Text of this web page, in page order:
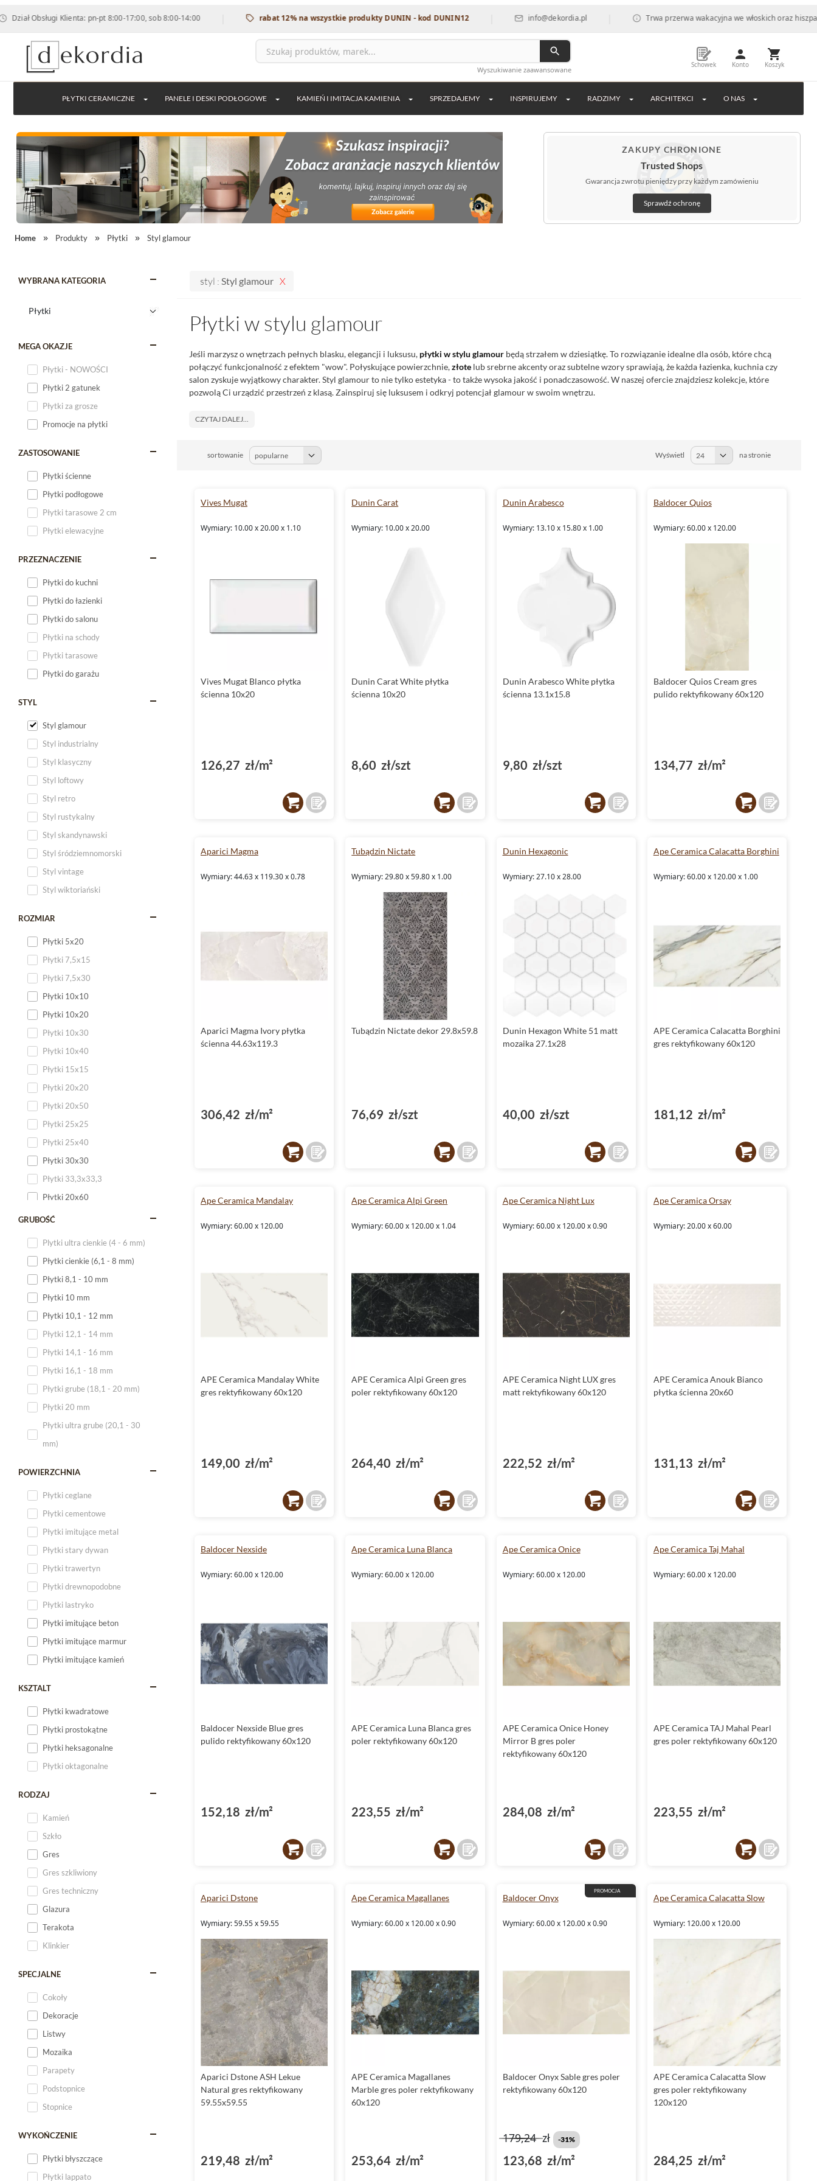
Klienta: pn-pt 8:00-17:00, sob 8:00-14:00 | rabat 12% na wszystkie produkty DUNIN - kod DUNIN12 | info@dekordia.pl | Trwa przerwa wakacyjna we włoskich oraz hiszpańskich
Wyszukiwanie zaawansowane
Schowek Konto Koszyk
PŁYTKI CERAMICZNE PANELE I DESKI PODŁOGOWE KAMIEŃ I IMITACJA KAMIENIA SPRZEDAJEMY INSPIRUJEMY RADZIMY ARCHITEKCI O NAS
ZAKUPY CHRONIONE
Trusted Shops
Gwarancja zwrotu pieniędzy przy każdym zamówieniu
Sprawdź ochronę
Home Produkty Płytki Styl glamour
WYBRANA KATEGORIA
MEGA OKAZJE
Płytki - NOWOŚCI
Płytki 2 gatunek
Płytki za grosze
Promocje na płytki
ZASTOSOWANIE
Płytki ścienne
Płytki podłogowe
Płytki tarasowe 2 cm
Płytki elewacyjne
PRZEZNACZENIE
Płytki do kuchni
Płytki do łazienki
Płytki do salonu
Płytki na schody
Płytki tarasowe
Płytki do garażu
STYL
Styl glamour
Styl industrialny
Styl klasyczny
Styl loftowy
Styl retro
Styl rustykalny
Styl skandynawski
Styl śródziemnomorski
Styl vintage
Styl wiktoriański
ROZMIAR
Płytki 5x20
Płytki 7,5x15
Płytki 7,5x30
Płytki 10x10
Płytki 10x20
Płytki 10x30
Płytki 10x40
Płytki 15x15
Płytki 20x20
Płytki 20x50
Płytki 25x25
Płytki 25x40
Płytki 30x30
Płytki 33,3x33,3
Płytki 20x60
Płytki 20x120
Płytki małe
GRUBOŚĆ
Plytki ultra cienkie (4 - 6 mm)
Płytki cienkie (6,1 - 8 mm)
Płytki 8,1 - 10 mm
Płytki 10 mm
Płytki 10,1 - 12 mm
Płytki 12,1 - 14 mm
Płytki 14,1 - 16 mm
Płytki 16,1 - 18 mm
Płytki grube (18,1 - 20 mm)
Płytki 20 mm
Płytki ultra grube (20,1 - 30
mm)
POWIERZCHNIA
Płytki ceglane
Płytki cementowe
Płytki imitujące metal
Płytki stary dywan
Płytki trawertyn
Płytki drewnopodobne
Płytki lastryko
Płytki imitujące beton
Płytki imitujące marmur
Płytki imitujące kamień
KSZTALT
Płytki kwadratowe
Płytki prostokątne
Płytki heksagonalne
Płytki oktagonalne
RODZAJ
Kamień
Szkło
Gres
Gres szkliwiony
Gres techniczny
Glazura
Terakota
Klinkier
SPECJALNE
Cokoły
Dekoracje
Listwy
Mozaika
Parapety
Podstopnice
Stopnice
WYKOŃCZENIE
Płytki błyszczące
Płytki lappato
styl : Styl glamour
Płytki w stylu glamour
Jeśli marzysz o wnętrzach pełnych blasku, elegancji i luksusu, płytki w stylu glamour będą strzałem w dziesiątkę. To rozwiązanie idealne dla osób, które chcą
połączyć funkcjonalność z efektem "wow". Połyskujące powierzchnie,złote lub srebrne akcenty oraz subtelne wzory sprawiają, że każda łazienka, kuchnia czy
salon zyskuje wyjątkowy charakter. Styl glamour to nie tylko estetyka - to także wysoka jakość i ponadczasowość. W naszej ofercie znajdziesz kolekcje, które
pozwolą Ci urządzić przestrzeń z klasą. Zainspiruj się luksusem i odkryj potencjał glamour w swoim wnętrzu.
CZYTAJ DALEJ...
sortowanie Wyświetl na stronie
Vives Mugat
Wymiary: 10.00 x 20.00 x 1.10
Vives Mugat Blanco płytka
ścienna 10x20
126,27 zł/m²
Dunin Carat
Wymiary: 10.00 x 20.00
Dunin Carat White płytka
ścienna 10x20
8,60 zł/szt
Dunin Arabesco
Wymiary: 13.10 x 15.80 x 1.00
Dunin Arabesco White płytka
ścienna 13.1x15.8
9,80 zł/szt
Baldocer Quios
Wymiary: 60.00 x 120.00
Baldocer Quios Cream gres
pulido rektyfikowany 60x120
134,77 zł/m²
Aparici Magma
Wymiary: 44.63 x 119.30 x 0.78
Aparici Magma Ivory płytka
ścienna 44.63x119.3
306,42 zł/m²
Tubądzin Nictate
Wymiary: 29.80 x 59.80 x 1.00
Tubądzin Nictate dekor 29.8x59.8
76,69 zł/szt
Dunin Hexagonic
Wymiary: 27.10 x 28.00
Dunin Hexagon White 51 matt
mozaika 27.1x28
40,00 zł/szt
Ape Ceramica Calacatta Borghini
Wymiary: 60.00 x 120.00 x 1.00
APE Ceramica Calacatta Borghini
gres rektyfikowany 60x120
181,12 zł/m²
Ape Ceramica Mandalay
Wymiary: 60.00 x 120.00
APE Ceramica Mandalay White
gres rektyfikowany 60x120
149,00 zł/m²
Ape Ceramica Alpi Green
Wymiary: 60.00 x 120.00 x 1.04
APE Ceramica Alpi Green gres
poler rektyfikowany 60x120
264,40 zł/m²
Ape Ceramica Night Lux
Wymiary: 60.00 x 120.00 x 0.90
APE Ceramica Night LUX gres
matt rektyfikowany 60x120
222,52 zł/m²
Ape Ceramica Orsay
Wymiary: 20.00 x 60.00
APE Ceramica Anouk Bianco
płytka ścienna 20x60
131,13 zł/m²
Baldocer Nexside
Wymiary: 60.00 x 120.00
Baldocer Nexside Blue gres
pulido rektyfikowany 60x120
152,18 zł/m²
Ape Ceramica Luna Blanca
Wymiary: 60.00 x 120.00
APE Ceramica Luna Blanca gres
poler rektyfikowany 60x120
223,55 zł/m²
Ape Ceramica Onice
Wymiary: 60.00 x 120.00
APE Ceramica Onice Honey
Mirror B gres poler
rektyfikowany 60x120
284,08 zł/m²
Ape Ceramica Taj Mahal
Wymiary: 60.00 x 120.00
APE Ceramica TAJ Mahal Pearl
gres poler rektyfikowany 60x120
223,55 zł/m²
Aparici Dstone
Wymiary: 59.55 x 59.55
Aparici Dstone ASH Lekue
Natural gres rektyfikowany
59.55x59.55
219,48 zł/m²
Ape Ceramica Magallanes
Wymiary: 60.00 x 120.00 x 0.90
APE Ceramica Magallanes
Marble gres poler rektyfikowany
60x120
253,64 zł/m²
PROMOCJA
Baldocer Onyx
Wymiary: 60.00 x 120.00 x 0.90
Baldocer Onyx Sable gres poler
rektyfikowany 60x120
179,24zł -31%
123,68 zł/m²
Ape Ceramica Calacatta Slow
Wymiary: 120.00 x 120.00
APE Ceramica Calacatta Slow
gres poler rektyfikowany
120x120
284,25 zł/m²